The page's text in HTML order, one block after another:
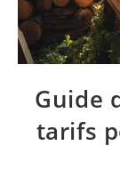
Guide
tarifs